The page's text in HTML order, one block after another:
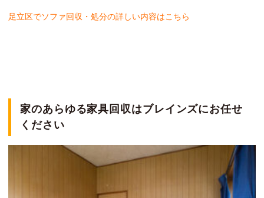
足立区でソファ回収・処分の詳しい内容はこちら
家のあらゆる家具回収はブレインズにお任せ
ください